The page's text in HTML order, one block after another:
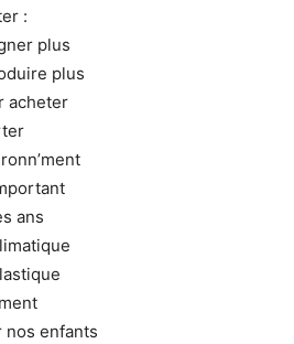
:
plus
plus
acheter
ans
nos enfants